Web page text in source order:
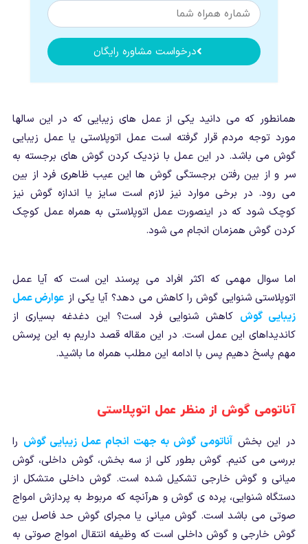
درخواست مشاوره رایگان
همانطور که می دانید یکی از عمل های زیبایی که در این سالها
مورد توجه مردم قرار گرفته است عمل اتوپلاستی یا عمل زیبایی
گوش می باشد. در این عمل با نزدیک کردن گوش های برجسته به
سر و از بین رفتن برجستگی گوش ها این عیب ظاهری فرد از بین
می رود. در برخی موارد نیز لازم است سایز یا اندازه گوش نیز
کوچک شود که در اینصورت عمل اتوپلاستی به همراه عمل کوچک
کردن گوش همزمان انجام می شود.
اما سوال مهمی که اکثر افراد می پرسند این است که آیا عمل
اتوپلاستی شنوایی گوش را کاهش می دهد؟ آیا یکی از عوارض عمل
زیبایی گوش کاهش شنوایی فرد است؟ این دغدغه بسیاری از
کاندیداهای این عمل است. در این مقاله قصد داریم به این پرسش
مهم پاسخ دهیم پس با ادامه این مطلب همراه ما باشید.
آناتومی گوش از منظر عمل اتوپلاستی
در این بخشآناتومی گوش به جهت انجام عمل زیبایی گوش را
بررسی می کنیم. گوش بطور کلی از سه بخش، گوش داخلی، گوش
میانی و گوش خارجی تشکیل شده است. گوش داخلی متشکل از
دستگاه شنوایی، پرده ی گوش و هرآنچه که مربوط به پردازش امواج
صوتی می باشد است. گوش میانی یا مجرای گوش حد فاصل بین
گوش خارجی و گوش داخلی است که وظیفه انتقال امواج صوتی به